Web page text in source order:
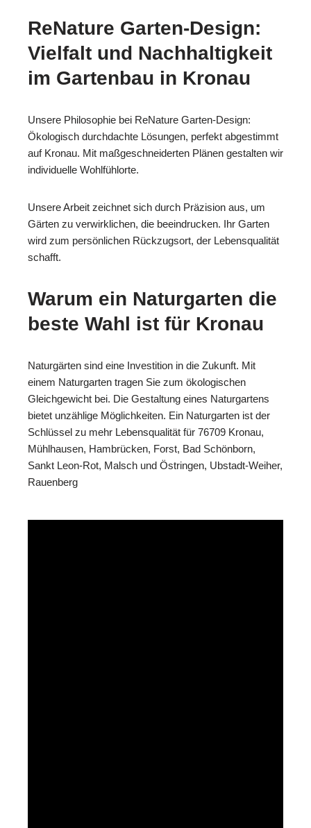
ReNature Garten-Design:
Vielfalt und Nachhaltigkeit
im Gartenbau in Kronau
Unsere Philosophie bei ReNature Garten-Design:
Ökologisch durchdachte Lösungen, perfekt abgestimmt
auf Kronau. Mit maßgeschneiderten Plänen gestalten wir
individuelle Wohlfühlorte.
Unsere Arbeit zeichnet sich durch Präzision aus, um
Gärten zu verwirklichen, die beeindrucken. Ihr Garten
wird zum persönlichen Rückzugsort, der Lebensqualität
schafft.
Warum ein Naturgarten die
beste Wahl ist für Kronau
Naturgärten sind eine Investition in die Zukunft. Mit
einem Naturgarten tragen Sie zum ökologischen
Gleichgewicht bei. Die Gestaltung eines Naturgartens
bietet unzählige Möglichkeiten. Ein Naturgarten ist der
Schlüssel zu mehr Lebensqualität für 76709 Kronau,
Mühlhausen, Hambrücken, Forst, Bad Schönborn,
Sankt Leon-Rot, Malsch und Östringen, Ubstadt-Weiher,
Rauenberg